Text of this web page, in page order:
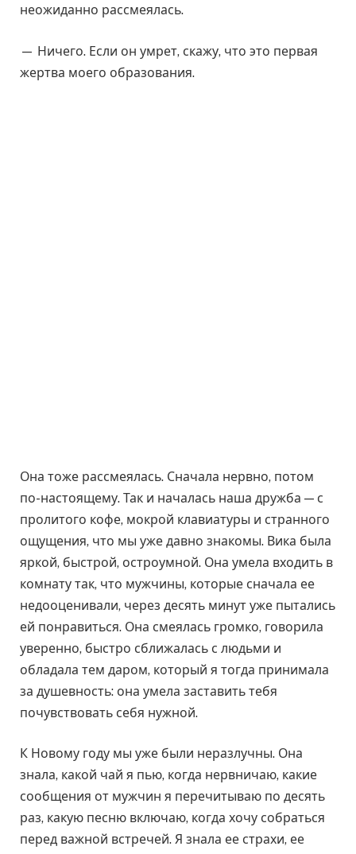
неожиданно рассмеялась.
— Ничего. Если он умрет, скажу, что это первая
жертва моего образования.
Она тоже рассмеялась. Сначала нервно, потом
по-настоящему. Так и началась наша дружба — с
пролитого кофе, мокрой клавиатуры и странного
ощущения, что мы уже давно знакомы. Вика была
яркой, быстрой, остроумной. Она умела входить в
комнату так, что мужчины, которые сначала ее
недооценивали, через десять минут уже пытались
ей понравиться. Она смеялась громко, говорила
уверенно, быстро сближалась с людьми и
обладала тем даром, который я тогда принимала
за душевность: она умела заставить тебя
почувствовать себя нужной.
К Новому году мы уже были неразлучны. Она
знала, какой чай я пью, когда нервничаю, какие
сообщения от мужчин я перечитываю по десять
раз, какую песню включаю, когда хочу собраться
перед важной встречей. Я знала ее страхи, ее